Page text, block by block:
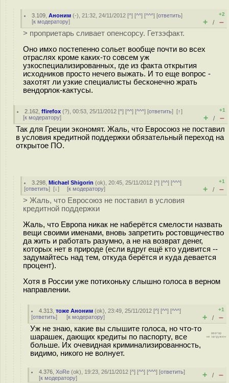
3.109 ,Аноним (-), 21:32, 24/11/2012 [^] [^^] [^^^] [ответить]
[к модератору]
+2
+ / –
> проприетарь сливает опенсорсу. Гетзэфакт.
Оно имхо постепенно сольет вообще почти во всех
отраслях кроме каких-то совсем уж
узкоспециализированных, где из факта открытия
исходников просто нечего выжать. И то еще вопрос -
захотят ли узкие специалисты бесконечно жрать
вендорлок-кактусы.
2.162 ,ffirefox (?), 00:53, 25/11/2012 [^] [^^] [^^^] [ответить][↑]
[к модератору]
+1
+ / –
Так для Греции экономят. Жаль, что Евросоюз не поставил
в условия кредитной поддержки обязательный переход на
открытое ПО.
3.298 ,Michael Shigorin (ok), 20:45, 25/11/2012 [^] [^^] [^^^]
[ответить] [↓] [к модератору]
+1
+ / –
> Жаль, что Евросоюз не поставил в условия
кредитной поддержки
Жаль, что Европа никак не наберётся смелости назвать
вещи своими именами, вновь запретить ростовщичество
да жить и работать разумно, а не на возврат денег,
которых нет в природе (если вдруг ещё кто удивится --
задумайтесь над тем, откуда берётся и куда девается
процент).
Хотя в России уже потихоньку слышно голоса в верном
направлении.
4.313 ,тоже Аноним (ok), 23:49, 25/11/2012 [^] [^^] [^^^]
[ответить] [к модератору]
+1
+ / –
Уж не знаю, какие вы слышите голоса, но что-то
шарашек, дающих кредиты по паспорту, все
больше. Их очевидная криминализированность,
видимо, никого не волнует.
4.376 ,XoRe (ok), 19:23, 26/11/2012 [^] [^^] [^^^] [ответить]
[к модератору] + / –